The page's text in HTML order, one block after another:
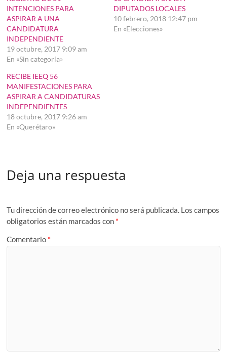
INTENCIONES PARA
ASPIRAR A UNA
CANDIDATURA
INDEPENDIENTE
19 octubre, 2017 9:09 am
En «Sin categoría»
DIPUTADOS LOCALES
10 febrero, 2018 12:47 pm
En «Elecciones»
RECIBE IEEQ 56
MANIFESTACIONES PARA
ASPIRAR A CANDIDATURAS
INDEPENDIENTES
18 octubre, 2017 9:26 am
En «Querétaro»
Deja una respuesta
Tu dirección de correo electrónico no será publicada. Los campos
obligatorios están marcados con *
Comentario *